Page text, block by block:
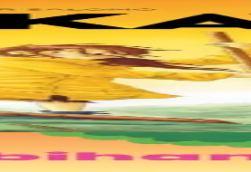
milieu des déchets. Mais un évènement...